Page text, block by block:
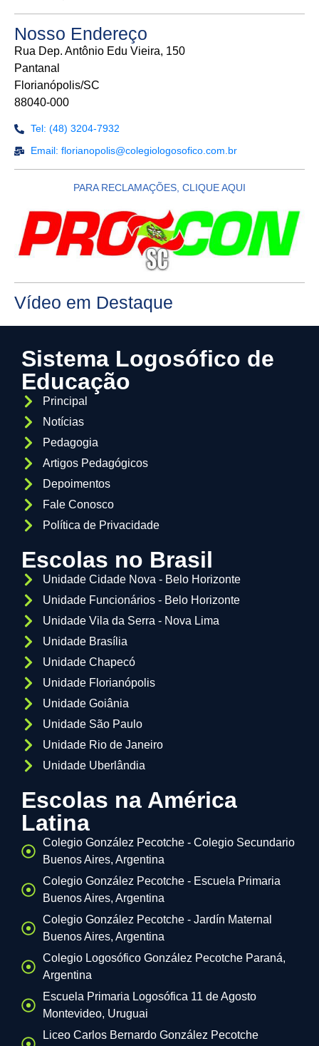
Nosso Endereço
Rua Dep. Antônio Edu Vieira, 150
Pantanal
Florianópolis/SC
88040-000
Tel: (48) 3204-7932
Email: florianopolis@colegiologosofico.com.br
PARA RECLAMAÇÕES, CLIQUE AQUI
Vídeo em Destaque
Sistema Logosófico de
Educação
Principal
Notícias
Pedagogia
Artigos Pedagógicos
Depoimentos
Fale Conosco
Política de Privacidade
Escolas no Brasil
Unidade Cidade Nova - Belo Horizonte
Unidade Funcionários - Belo Horizonte
Unidade Vila da Serra - Nova Lima
Unidade Brasília
Unidade Chapecó
Unidade Florianópolis
Unidade Goiânia
Unidade São Paulo
Unidade Rio de Janeiro
Unidade Uberlândia
Escolas na América
Latina
Colegio González Pecotche - Colegio Secundario
Buenos Aires, Argentina
Colegio González Pecotche - Escuela Primaria
Buenos Aires, Argentina
Colegio González Pecotche - Jardín Maternal
Buenos Aires, Argentina
Colegio Logosófico González Pecotche Paraná,
Argentina
Escuela Primaria Logosófica 11 de Agosto
Montevideo, Uruguai
Liceo Carlos Bernardo González Pecotche